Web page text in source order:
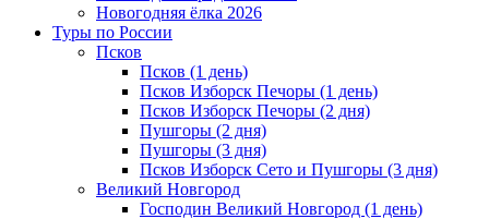
Новогодняя ёлка 2026
Туры по России
Псков
Псков (1 день)
Псков Изборск Печоры (1 день)
Псков Изборск Печоры (2 дня)
Пушгоры (2 дня)
Пушгоры (3 дня)
Псков Изборск Сето и Пушгоры (3 дня)
Великий Новгород
Господин Великий Новгород (1 день)